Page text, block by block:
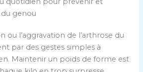
du genou
ou l’aggravation de l’arthrose du
par des gestes simples à
Maintenir un poids de forme est